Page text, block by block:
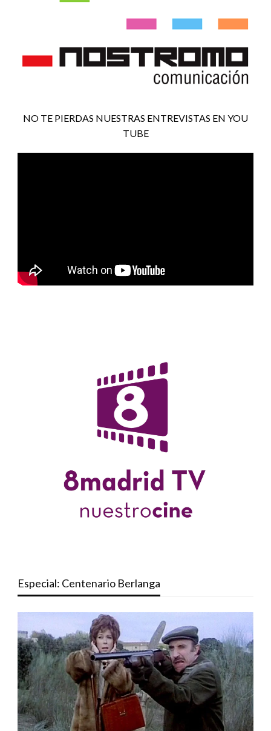
NO TE PIERDAS NUESTRAS ENTREVISTAS EN YOU
TUBE
Especial: Centenario Berlanga